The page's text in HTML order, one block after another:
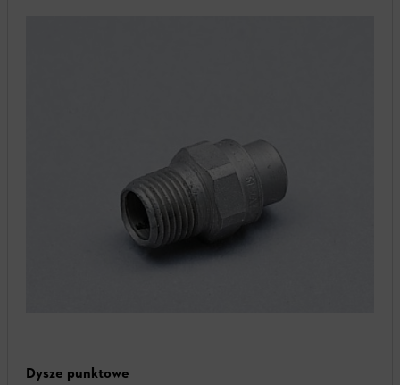
Dysze punktowe